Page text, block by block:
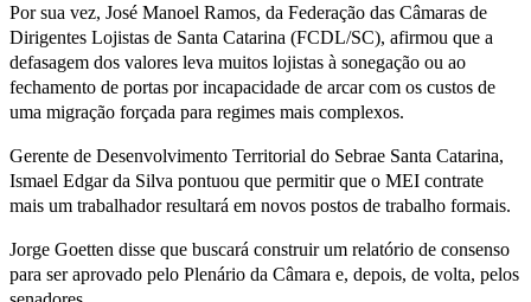
Por sua vez, José Manoel Ramos, da Federação das Câmaras de
Dirigentes Lojistas de Santa Catarina (FCDL/SC), afirmou que a
defasagem dos valores leva muitos lojistas à sonegação ou ao
fechamento de portas por incapacidade de arcar com os custos de
uma migração forçada para regimes mais complexos.
Gerente de Desenvolvimento Territorial do Sebrae Santa Catarina,
Ismael Edgar da Silva pontuou que permitir que o MEI contrate
mais um trabalhador resultará em novos postos de trabalho formais.
Jorge Goetten disse que buscará construir um relatório de consenso
para ser aprovado pelo Plenário da Câmara e, depois, de volta, pelos